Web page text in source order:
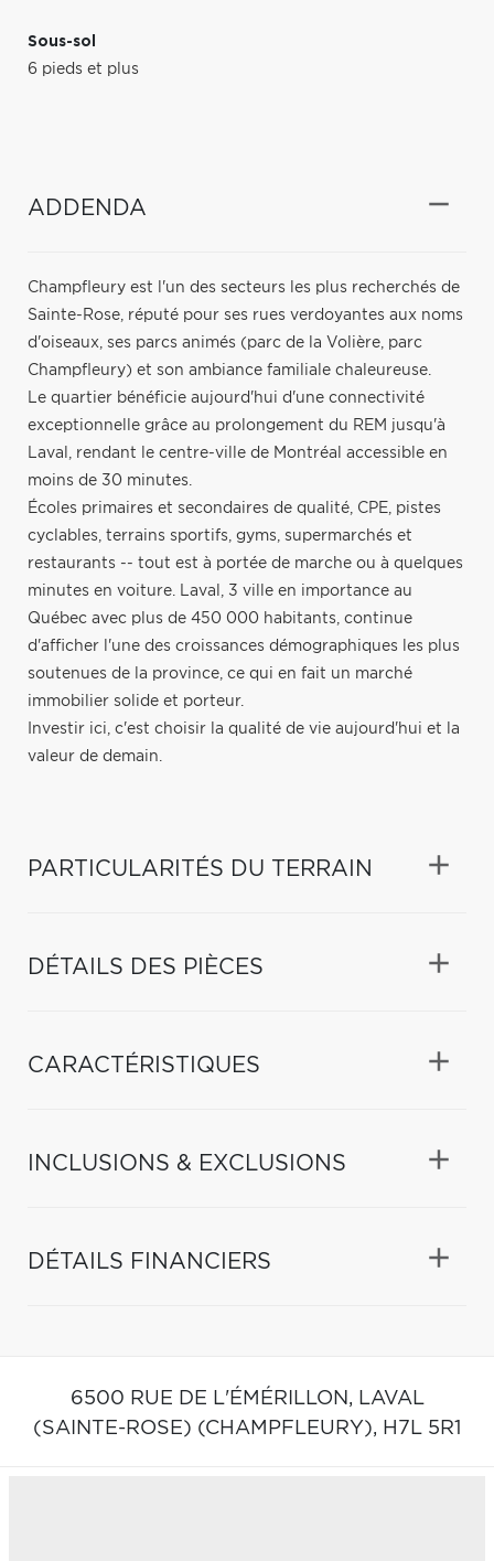
Sous-sol
6 pieds et plus
ADDENDA
Champfleury est l'un des secteurs les plus recherchés de
Sainte-Rose, réputé pour ses rues verdoyantes aux noms
d'oiseaux, ses parcs animés (parc de la Volière, parc
Champfleury) et son ambiance familiale chaleureuse.
Le quartier bénéficie aujourd'hui d'une connectivité
exceptionnelle grâce au prolongement du REM jusqu'à
Laval, rendant le centre-ville de Montréal accessible en
moins de 30 minutes.
Écoles primaires et secondaires de qualité, CPE, pistes
cyclables, terrains sportifs, gyms, supermarchés et
restaurants -- tout est à portée de marche ou à quelques
minutes en voiture. Laval, 3 ville en importance au
Québec avec plus de 450 000 habitants, continue
d'afficher l'une des croissances démographiques les plus
soutenues de la province, ce qui en fait un marché
immobilier solide et porteur.
Investir ici, c'est choisir la qualité de vie aujourd'hui et la
valeur de demain.
PARTICULARITÉS DU TERRAIN
DÉTAILS DES PIÈCES
CARACTÉRISTIQUES
INCLUSIONS & EXCLUSIONS
DÉTAILS FINANCIERS
6500 RUE DE L'ÉMÉRILLON, LAVAL
(SAINTE-ROSE) (CHAMPFLEURY), H7L 5R1